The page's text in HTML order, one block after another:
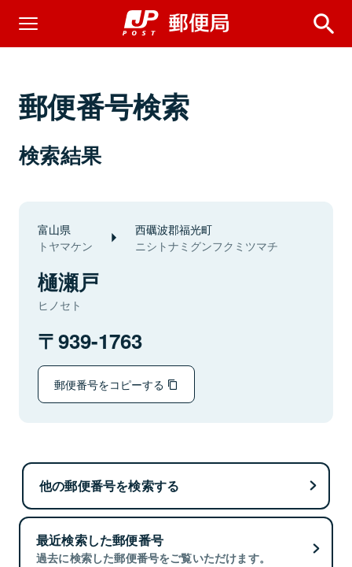
郵便番号検索
検索結果
富山県
トヤマケン
西礪波郡福光町
ニシトナミグンフクミツマチ
樋瀬戸
ヒノセト
939-1763
郵便番号をコピーする
他の郵便番号を検索する
最近検索した郵便番号
過去に検索した郵便番号をご覧いただけます。